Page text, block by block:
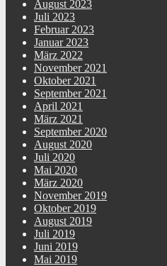
August 2023
Juli 2023
Februar 2023
Januar 2023
März 2022
November 2021
Oktober 2021
September 2021
April 2021
März 2021
September 2020
August 2020
Juli 2020
Mai 2020
März 2020
November 2019
Oktober 2019
August 2019
Juli 2019
Juni 2019
Mai 2019